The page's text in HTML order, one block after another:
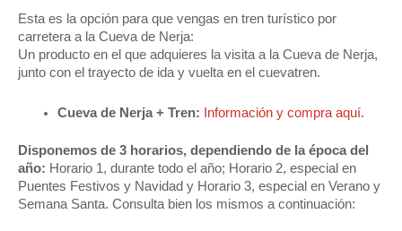
Esta es la opción para que vengas en tren turístico por
carretera a la Cueva de Nerja:
Un producto en el que adquieres la visita a la Cueva de Nerja,
junto con el trayecto de ida y vuelta en el cuevatren.
Cueva de Nerja + Tren: Información y compra aquí.
Disponemos de 3 horarios, dependiendo de la época del
año: Horario 1, durante todo el año; Horario 2, especial en
Puentes Festivos y Navidad y Horario 3, especial en Verano y
Semana Santa. Consulta bien los mismos a continuación: